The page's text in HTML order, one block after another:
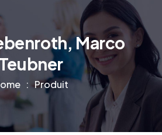
Marco
Teubner
Produit